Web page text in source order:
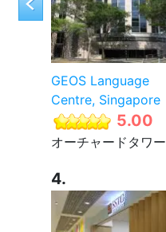
GEOS Language
Centre, Singapore
5.00
オーチャードタワー
4.